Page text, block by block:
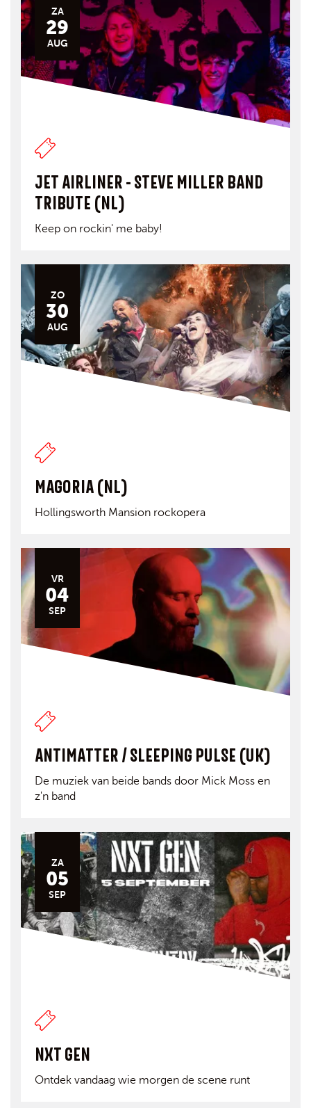
ZA
29
AUG
JET AIRLINER - STEVE MILLER BAND
TRIBUTE (NL)
Keep on rockin' me baby!
ZO
30
AUG
MAGORIA (NL)
Hollingsworth Mansion rockopera
VR
04
SEP
ANTIMATTER / SLEEPING PULSE (UK)
De muziek van beide bands door Mick Moss en
z'n band
ZA
05
SEP
NXT GEN
Ontdek vandaag wie morgen de scene runt